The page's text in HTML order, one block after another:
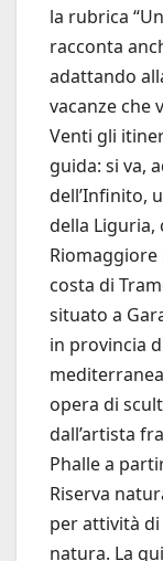
la rubrica
racconta
adattando
vacanze che
Venti gli
guida: si va,
dell’Infinito,
della Liguria,
Riomaggiore
costa di
situato a
in provincia
opera di
dall’artista
Phalle a
Riserva
per attività
natura. La